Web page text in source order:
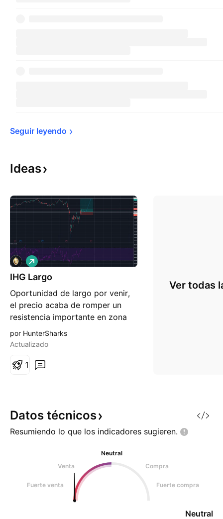
Seguir leyendo
Ideas
IHG Largo
Oportunidad de largo por venir,
el precio acaba de romper un
resistencia importante en zona
de máximos y posiblemente se
dirige a su máximo histórico, ya
anteriormente, espero un
L
a
o
por HunterSharks
Actualizado
1
Ver todas
Datos técnicos
Resumiendo lo que los indicadores sugieren.
Neutral
Venta
Compra
Fuerte venta Fuerte compra
Neutral